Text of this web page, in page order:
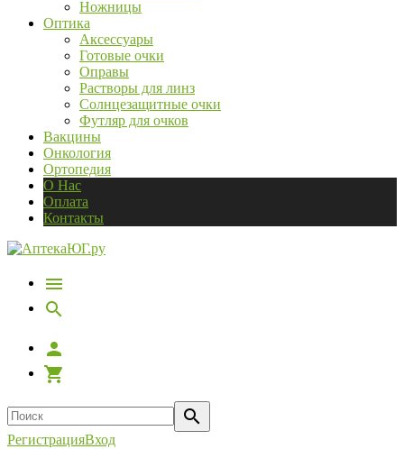
Ножницы
Оптика
Аксессуары
Готовые очки
Оправы
Растворы для линз
Солнцезащитные очки
Футляр для очков
Вакцины
Онкология
Ортопедия
О Нас
Оплата
Контакты
РегистрацияВход